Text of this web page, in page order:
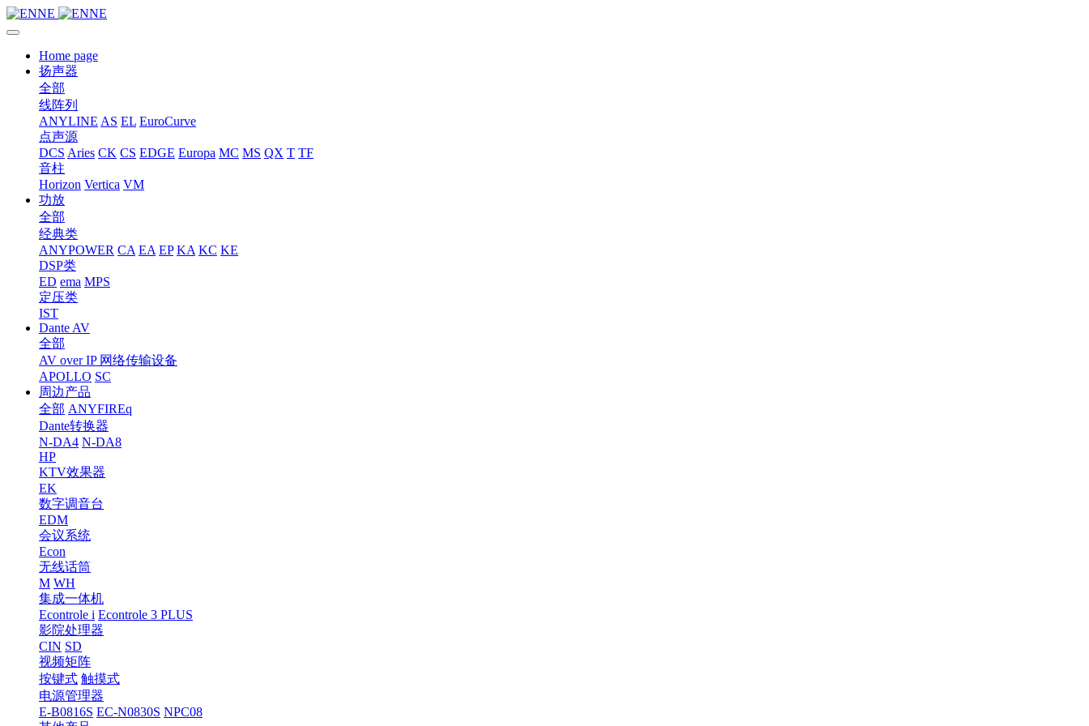
Home page
扬声器
全部
线阵列
ANYLINE AS EL EuroCurve
点声源
DCS Aries CK CS EDGE Europa MC MS QX T TF
音柱
Horizon Vertica VM
功放
全部
经典类
ANYPOWER CA EA EP KA KC KE
DSP类
ED ema MPS
定压类
IST
Dante AV
全部
AV over IP 网络传输设备
APOLLO SC
周边产品
全部 ANYFIREq
Dante转换器
N-DA4 N-DA8
HP
KTV效果器
EK
数字调音台
EDM
会议系统
Econ
无线话筒
M WH
集成一体机
Econtrole i Econtrole 3 PLUS
影院处理器
CIN SD
视频矩阵
按键式 触摸式
电源管理器
E-B0816S EC-N0830S NPC08